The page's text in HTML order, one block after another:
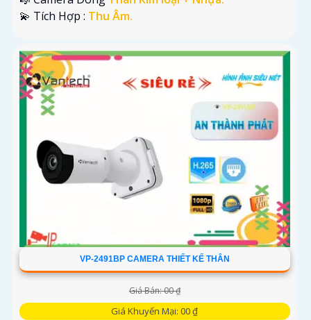
️💫 Tích Hợp : Thu Âm.
VP-2491BP CAMERA THIẾT KẾ THÂN
Giá Bán: 00 ₫
Giá Khuyến Mại: 00 ₫